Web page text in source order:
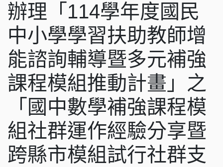
辦理「114學年度國民
中小學學習扶助教師增
能諮詢輔導暨多元補強
課程模組推動計畫」之
「國中數學補強課程模
組社群運作經驗分享暨
跨縣市模組試行社群支